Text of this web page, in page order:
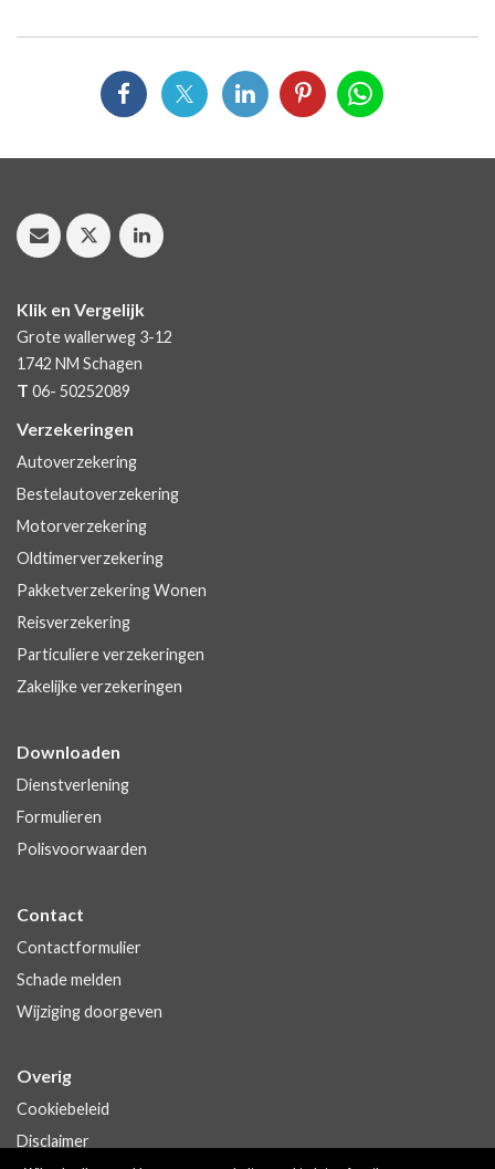
Klik en Vergelijk
Grote wallerweg 3-12
1742 NM Schagen
T 06- 50252089
Verzekeringen
Autoverzekering
Bestelautoverzekering
Motorverzekering
Oldtimerverzekering
Pakketverzekering Wonen
Reisverzekering
Particuliere verzekeringen
Zakelijke verzekeringen
Downloaden
Dienstverlening
Formulieren
Polisvoorwaarden
Contact
Contactformulier
Schade melden
Wijziging doorgeven
Overig
Cookiebeleid
Disclaimer